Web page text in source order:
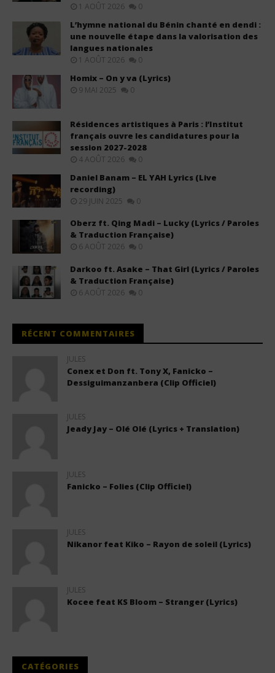
1 AOÛT 2026 0
L’hymne national du Bénin chanté en dendi :
une nouvelle étape dans la valorisation des
langues nationales
1 AOÛT 2026 0
Homix – On y va (Lyrics)
9 MAI 2025 0
Résidences artistiques à Paris : l’Institut
français ouvre les candidatures pour la
session 2027-2028
4 AOÛT 2026 0
Daniel Banam – EL YAH Lyrics (Live
recording)
29 JUIN 2025 0
Oberz ft. Qing Madi – Lucky (Lyrics / Paroles
& Traduction Française)
6 AOÛT 2026 0
Darkoo ft. Asake – That Girl (Lyrics / Paroles
& Traduction Française)
6 AOÛT 2026 0
RÉCENT COMMENTAIRES
JULES
Conex et Don ft. Tony X, Fanicko –
Dessiguimanzanbera (Clip Officiel)
JULES
Jeady Jay – Olé Olé (Lyrics + Translation)
JULES
Fanicko – Folies (Clip Officiel)
JULES
Nikanor feat Kiko – Rayon de soleil (Lyrics)
JULES
Kocee feat KS Bloom – Stranger (Lyrics)
CATÉGORIES